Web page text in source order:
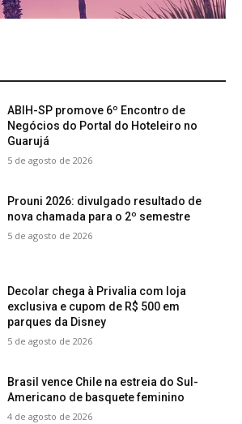
ABIH-SP promove 6º Encontro de
Negócios do Portal do Hoteleiro no
Guarujá
5 de agosto de 2026
Prouni 2026: divulgado resultado de
nova chamada para o 2º semestre
5 de agosto de 2026
Decolar chega à Privalia com loja
exclusiva e cupom de R$ 500 em
parques da Disney
5 de agosto de 2026
Brasil vence Chile na estreia do Sul-
Americano de basquete feminino
4 de agosto de 2026